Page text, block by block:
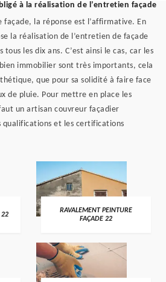
à la réalisation de l’entretien façade
façade, la réponse est l’affirmative. En
la réalisation de l’entretien de façade
tous les dix ans. C’est ainsi le cas, car les
immobilier sont très importants, cela
que pour sa solidité à faire face
de pluie. Pour mettre en place les
un artisan couvreur façadier
qualifications et les certifications
22
RAVALEMENT PEINTURE
FAÇADE 22